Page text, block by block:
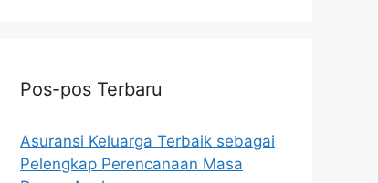
Pos-pos Terbaru
Asuransi Keluarga Terbaik sebagai
Pelengkap Perencanaan Masa